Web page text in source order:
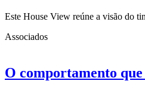
Este House View reúne a visão do
Associados
O comportamento